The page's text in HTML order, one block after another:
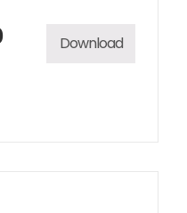
Download